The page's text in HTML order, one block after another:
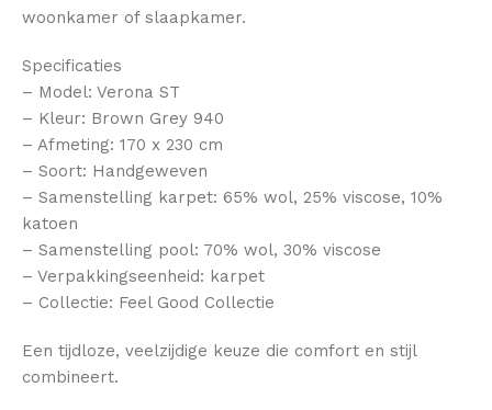
woonkamer of slaapkamer.
Specificaties
– Model: Verona ST
– Kleur: Brown Grey 940
– Afmeting: 170 x 230 cm
– Soort: Handgeweven
– Samenstelling karpet: 65% wol, 25% viscose, 10%
katoen
– Samenstelling pool: 70% wol, 30% viscose
– Verpakkingseenheid: karpet
– Collectie: Feel Good Collectie
Een tijdloze, veelzijdige keuze die comfort en stijl
combineert.